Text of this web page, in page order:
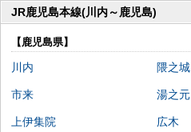
JR鹿児島本線(川内～鹿児島)
【鹿児島県】
川内 隈之城
市来 湯之元
上伊集院 広木